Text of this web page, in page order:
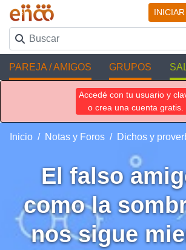
PAREJA / AMIGOS GRUPOS
Accedé con tu usuario y
o crea una cuenta gratis.
Inicio Notas y Foros Dichos y
El falso
como la
nos sigue